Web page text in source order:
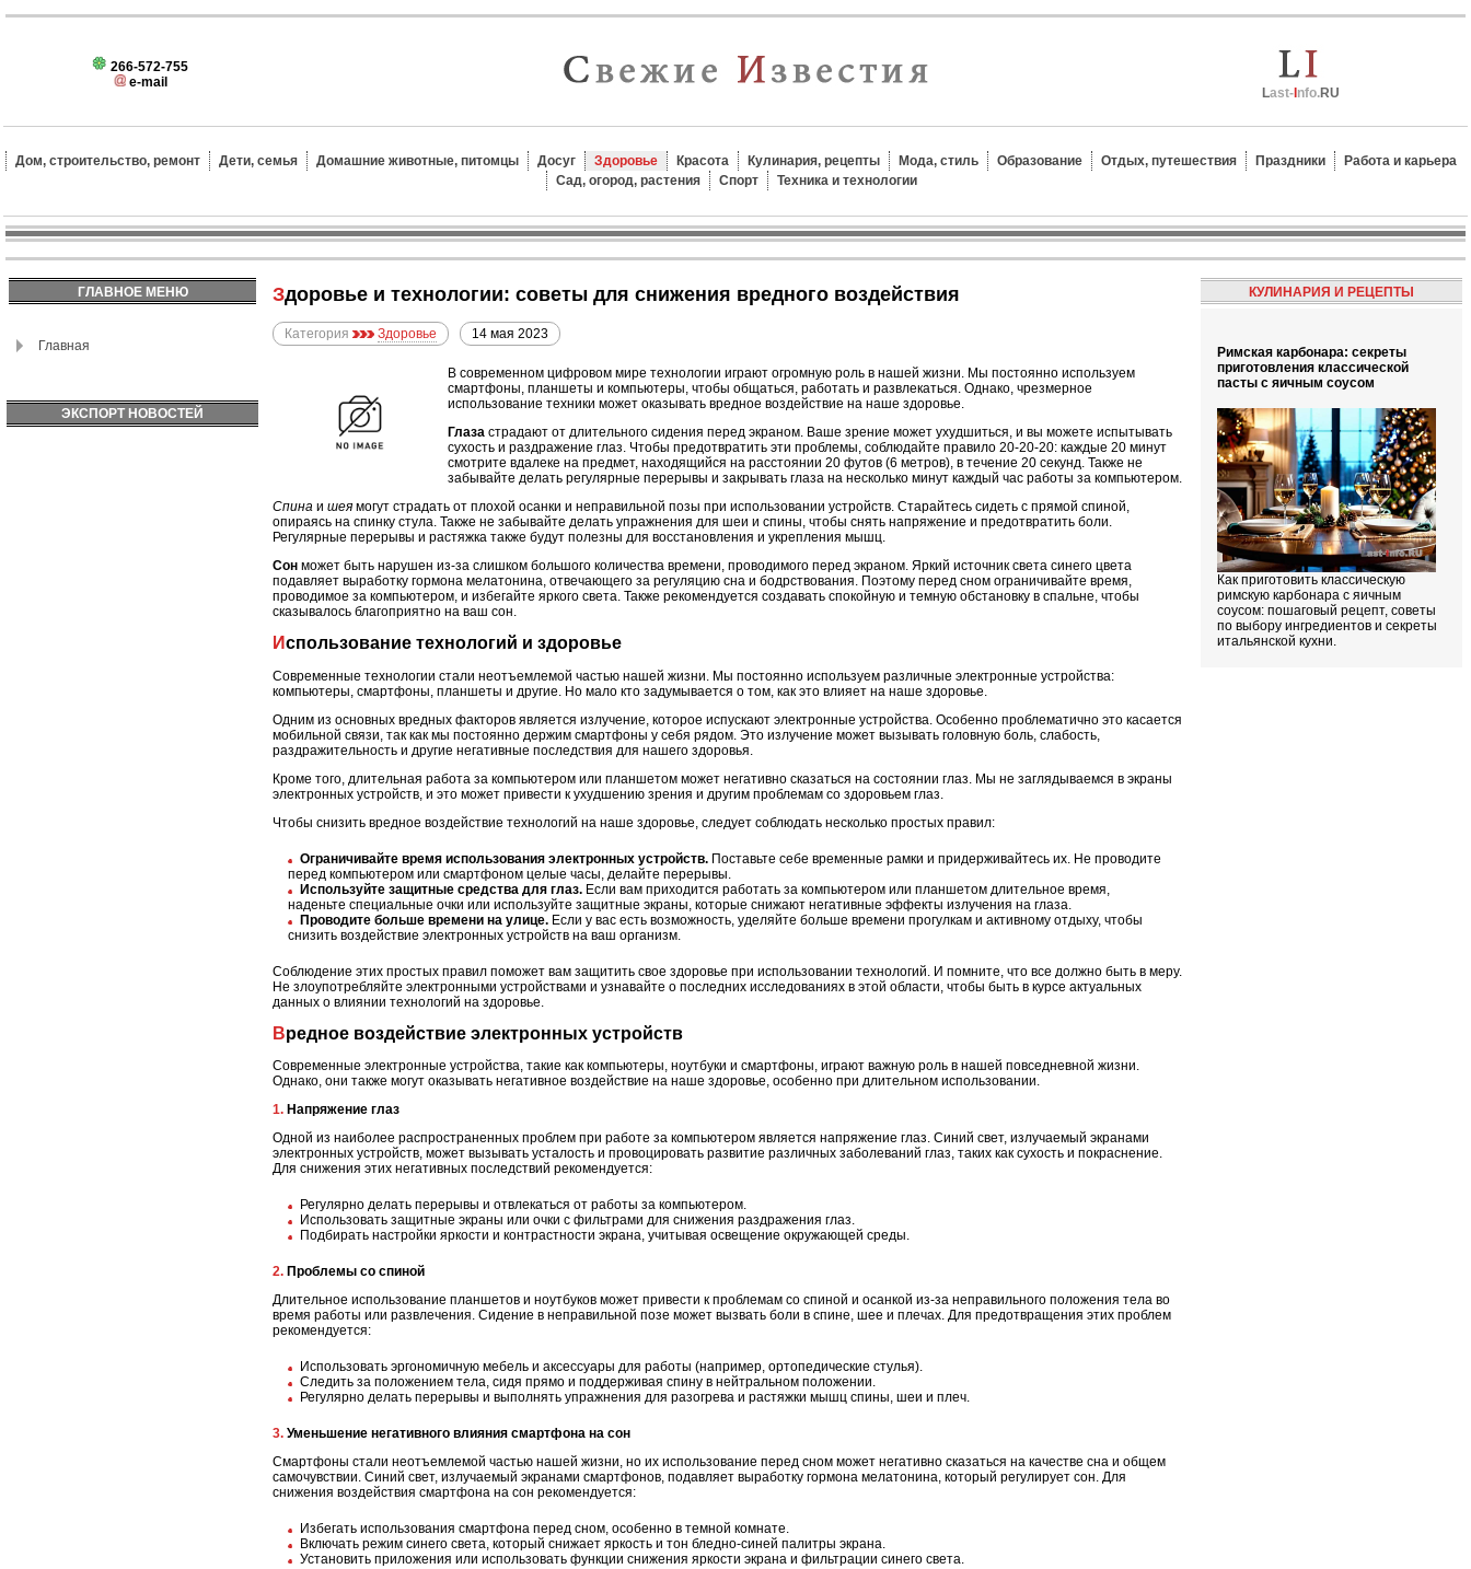
266-572-755
e-mail
Last- nfo.RU
Дом, строительство, ремонт Дети, семья Домашние животные, питомцы Досуг Здоровье Красота Кулинария, рецепты Мода, стиль Образование Отдых, путешествия Праздники
Работа и карьера
Сад, огород, растения
Спорт Техника и технологии
ГЛАВНОЕ МЕНЮ
Главная
ЭКСПОРТ НОВОСТЕЙ
Здоровье и технологии: советы для снижения вредного воздействия
Категория Здоровье 14 мая 2023
В современном цифровом мире технологии играют огромную роль в нашей жизни. Мы постоянно используем
смартфоны, планшеты и компьютеры, чтобы общаться, работать и развлекаться. Однако, чрезмерное
использование техники может оказывать вредное воздействие на наше здоровье.
Глаза страдают от длительного сидения перед экраном. Ваше зрение может ухудшиться, и вы можете испытывать
сухость и раздражение глаз. Чтобы предотвратить эти проблемы, соблюдайте правило 20-20-20: каждые 20 минут
смотрите вдалеке на предмет, находящийся на расстоянии 20 футов (6 метров), в течение 20 секунд. Также не
забывайте делать регулярные перерывы и закрывать глаза на несколько минут каждый час работы за компьютером.
Спина и шея могут страдать от плохой осанки и неправильной позы при использовании устройств. Старайтесь сидеть с прямой спиной,
опираясь на спинку стула. Также не забывайте делать упражнения для шеи и спины, чтобы снять напряжение и предотвратить боли.
Регулярные перерывы и растяжка также будут полезны для восстановления и укрепления мышц.
Сон может быть нарушен из-за слишком большого количества времени, проводимого перед экраном. Яркий источник света синего цвета
подавляет выработку гормона мелатонина, отвечающего за регуляцию сна и бодрствования. Поэтому перед сном ограничивайте время,
проводимое за компьютером, и избегайте яркого света. Также рекомендуется создавать спокойную и темную обстановку в спальне, чтобы
сказывалось благоприятно на ваш сон.
Использование технологий и здоровье
Современные технологии стали неотъемлемой частью нашей жизни. Мы постоянно используем различные электронные устройства:
компьютеры, смартфоны, планшеты и другие. Но мало кто задумывается о том, как это влияет на наше здоровье.
Одним из основных вредных факторов является излучение, которое испускают электронные устройства. Особенно проблематично это касается
мобильной связи, так как мы постоянно держим смартфоны у себя рядом. Это излучение может вызывать головную боль, слабость,
раздражительность и другие негативные последствия для нашего здоровья.
Кроме того, длительная работа за компьютером или планшетом может негативно сказаться на состоянии глаз. Мы не заглядываемся в экраны
электронных устройств, и это может привести к ухудшению зрения и другим проблемам со здоровьем глаз.
Чтобы снизить вредное воздействие технологий на наше здоровье, следует соблюдать несколько простых правил:
Ограничивайте время использования электронных устройств. Поставьте себе временные рамки и придерживайтесь их. Не проводите
перед компьютером или смартфоном целые часы, делайте перерывы.
Используйте защитные средства для глаз. Если вам приходится работать за компьютером или планшетом длительное время,
наденьте специальные очки или используйте защитные экраны, которые снижают негативные эффекты излучения на глаза.
Проводите больше времени на улице. Если у вас есть возможность, уделяйте больше времени прогулкам и активному отдыху, чтобы
снизить воздействие электронных устройств на ваш организм.
Соблюдение этих простых правил поможет вам защитить свое здоровье при использовании технологий. И помните, что все должно быть в меру.
Не злоупотребляйте электронными устройствами и узнавайте о последних исследованиях в этой области, чтобы быть в курсе актуальных
данных о влиянии технологий на здоровье.
Вредное воздействие электронных устройств
Современные электронные устройства, такие как компьютеры, ноутбуки и смартфоны, играют важную роль в нашей повседневной жизни.
Однако, они также могут оказывать негативное воздействие на наше здоровье, особенно при длительном использовании.
1. Напряжение глаз
Одной из наиболее распространенных проблем при работе за компьютером является напряжение глаз. Синий свет, излучаемый экранами
электронных устройств, может вызывать усталость и провоцировать развитие различных заболеваний глаз, таких как сухость и покраснение.
Для снижения этих негативных последствий рекомендуется:
Регулярно делать перерывы и отвлекаться от работы за компьютером.
Использовать защитные экраны или очки с фильтрами для снижения раздражения глаз.
Подбирать настройки яркости и контрастности экрана, учитывая освещение окружающей среды.
2. Проблемы со спиной
Длительное использование планшетов и ноутбуков может привести к проблемам со спиной и осанкой из-за неправильного положения тела во
время работы или развлечения. Сидение в неправильной позе может вызвать боли в спине, шее и плечах. Для предотвращения этих проблем
рекомендуется:
Использовать эргономичную мебель и аксессуары для работы (например, ортопедические стулья).
Следить за положением тела, сидя прямо и поддерживая спину в нейтральном положении.
Регулярно делать перерывы и выполнять упражнения для разогрева и растяжки мышц спины, шеи и плеч.
3. Уменьшение негативного влияния смартфона на сон
Смартфоны стали неотъемлемой частью нашей жизни, но их использование перед сном может негативно сказаться на качестве сна и общем
самочувствии. Синий свет, излучаемый экранами смартфонов, подавляет выработку гормона мелатонина, который регулирует сон. Для
снижения воздействия смартфона на сон рекомендуется:
Избегать использования смартфона перед сном, особенно в темной комнате.
Включать режим синего света, который снижает яркость и тон бледно-синей палитры экрана.
Установить приложения или использовать функции снижения яркости экрана и фильтрации синего света.
КУЛИНАРИЯ И РЕЦЕПТЫ
Римская карбонара: секреты
приготовления классической
пасты с яичным соусом
Как приготовить классическую
римскую карбонара с яичным
соусом: пошаговый рецепт, советы
по выбору ингредиентов и секреты
итальянской кухни.